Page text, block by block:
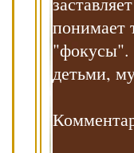
понимает
"фокусы".
детьми,